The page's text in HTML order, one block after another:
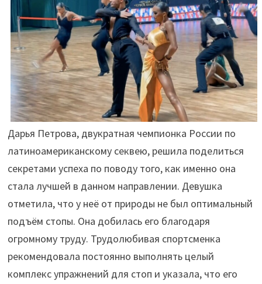
Дарья Петрова, двукратная чемпионка России по
латиноамериканскому секвею, решила поделиться
секретами успеха по поводу того, как именно она
стала лучшей в данном направлении. Девушка
отметила, что у неё от природы не был оптимальный
подъём стопы. Она добилась его благодаря
огромному труду. Трудолюбивая спортсменка
рекомендовала постоянно выполнять целый
комплекс упражнений для стоп и указала, что его